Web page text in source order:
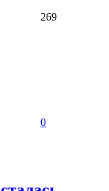
269
0